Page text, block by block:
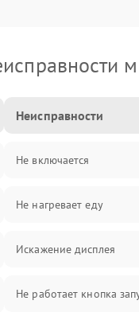
Неисправности
Не включается
Не нагревает еду
Искажение дисплея
Не работает кнопка